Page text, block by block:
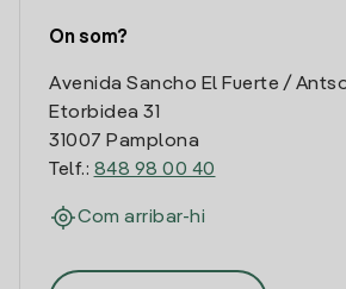
On som?
Avenida Sancho El Fuerte /
Etorbidea 31
31007 Pamplona
Telf.: 848 98 00 40
Com arribar-hi